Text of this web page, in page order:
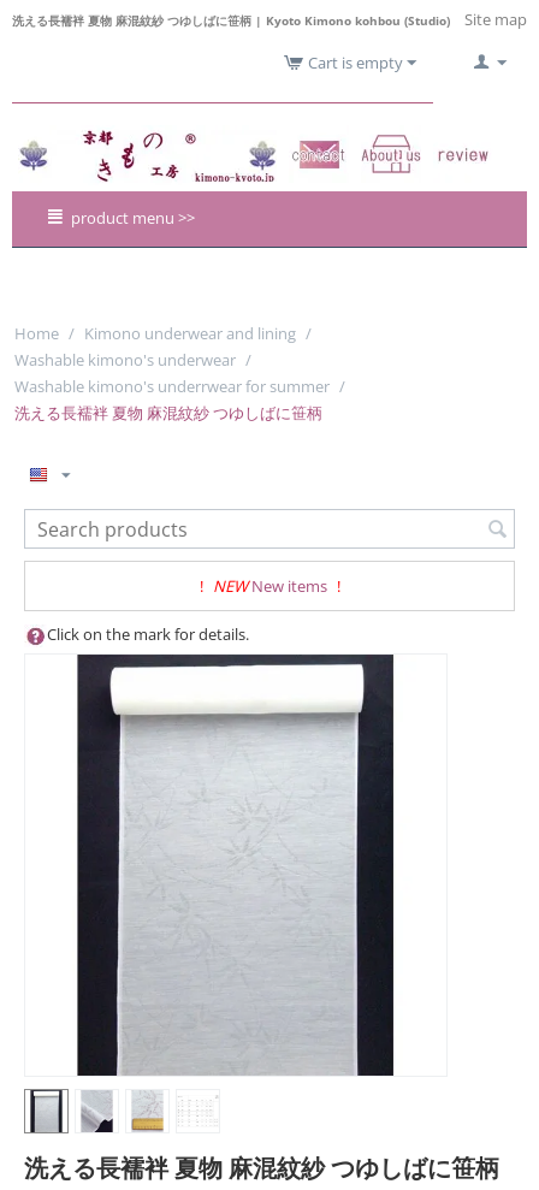
洗える長襦袢 夏物 麻混紋紗 つゆしばに笹柄 | Kyoto Kimono kohbou (Studio)
Site map
Cart is empty
product menu >>
Home / Kimono underwear and lining /
Washable kimono's underwear /
Washable kimono's underrwear for summer /
洗える長襦袢 夏物 麻混紋紗 つゆしばに笹柄
! NEW New items !
Click on the mark for details.
洗える長襦袢 夏物 麻混紋紗 つゆしばに笹柄